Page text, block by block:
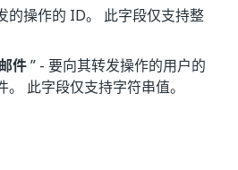
的操作的 ID。 此字段仅支持整
件” - 要向其转发操作的用户的
此字段仅支持字符串值。